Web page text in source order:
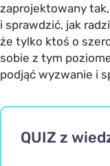
zaprojektowany
i sprawdzić, jak
że tylko ktoś o
sobie z tym
podjąć wyzwanie i
QUIZ z